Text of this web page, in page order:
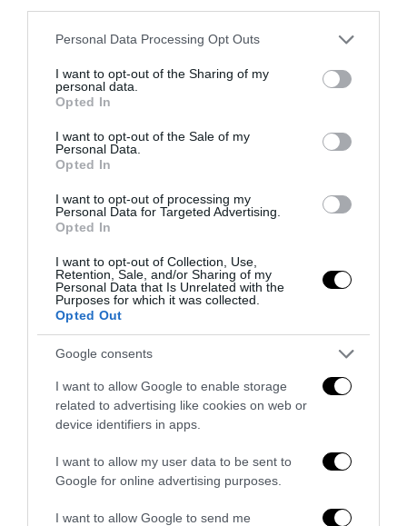
Please note that this website/app uses one or more Google
not limited to your visit or usage behaviour. You may click to
grant or deny consent to Google and its third-party tags to
use your data for below specified purposes in below Google
consent section.
Personal Data Processing Opt Outs
I want to opt-out of the Sharing of my
personal data.
Opted In
I want to opt-out of the Sale of my
Personal Data.
Opted In
I want to opt-out of processing my
Personal Data for Targeted Advertising.
Opted In
I want to opt-out of Collection, Use,
Retention, Sale, and/or Sharing of my
Personal Data that Is Unrelated with the
Purposes for which it was collected.
Opted Out
Google consents
I want to allow Google to enable storage
related to advertising like cookies on web or
device identifiers in apps.
I want to allow my user data to be sent to
Google for online advertising purposes.
I want to allow Google to send me
Berlino 2006, una notte da campioni del mondo
18 Luglio 2026
Inghilterra-Argentina, molto più di una partita